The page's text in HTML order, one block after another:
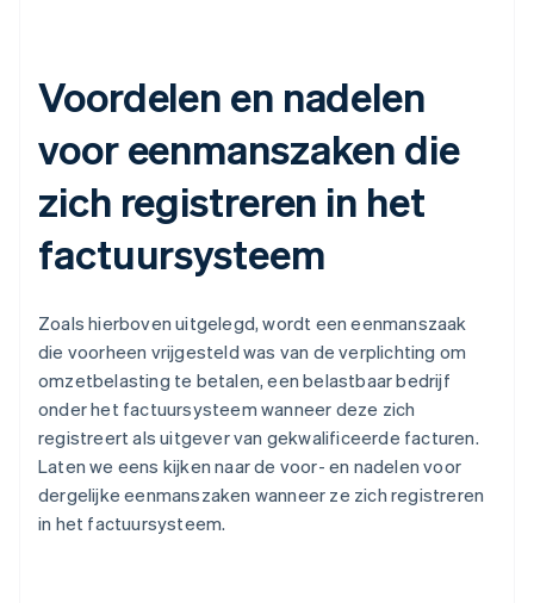
Voordelen en nadelen
voor eenmanszaken die
zich registreren in het
factuursysteem
Zoals hierboven uitgelegd, wordt een eenmanszaak
die voorheen vrijgesteld was van de verplichting om
omzetbelasting te betalen, een belastbaar bedrijf
onder het factuursysteem wanneer deze zich
registreert als uitgever van gekwalificeerde facturen.
Laten we eens kijken naar de voor- en nadelen voor
dergelijke eenmanszaken wanneer ze zich registreren
in het factuursysteem.